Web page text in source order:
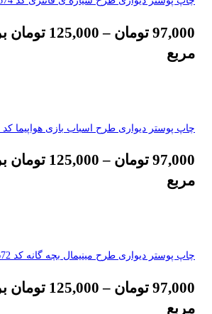
97,000 تومان –
125,000 تومان
مربع
چاپ پوستر دیواری طرح اسباب بازی هواپیما کد 2673
97,000 تومان –
125,000 تومان
مربع
چاپ پوستر دیواری طرح مینیمال بچه گانه کد 2672
97,000 تومان –
125,000 تومان
مربع